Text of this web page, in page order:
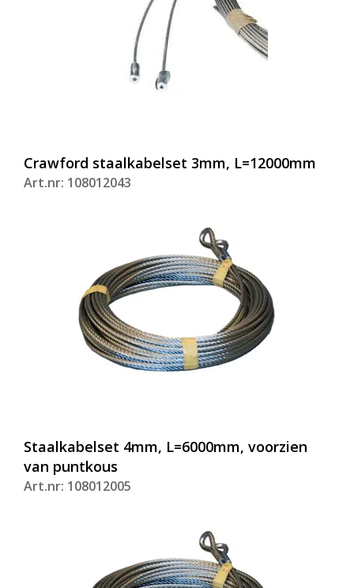
Crawford staalkabelset 3mm, L=12000mm
Art.nr: 108012043
Staalkabelset 4mm, L=6000mm, voorzien
van puntkous
Art.nr: 108012005